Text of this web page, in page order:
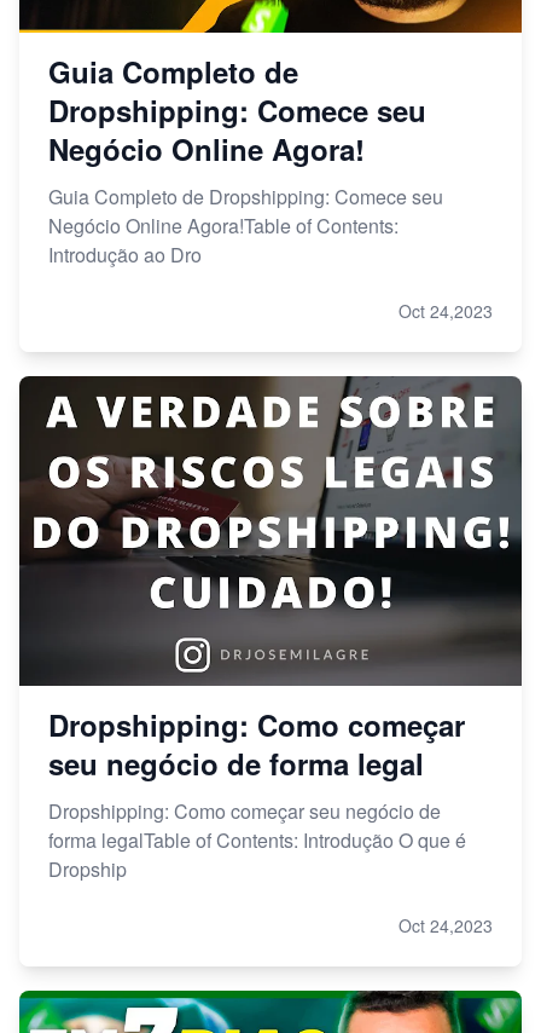
Guia Completo de
Dropshipping: Comece seu
Negócio Online Agora!
Guia Completo de Dropshipping: Comece seu
Negócio Online Agora!Table of Contents:
Introdução ao Dro
Oct 24,2023
Dropshipping: Como começar
seu negócio de forma legal
Dropshipping: Como começar seu negócio de
forma legalTable of Contents: Introdução O que é
Dropship
Oct 24,2023